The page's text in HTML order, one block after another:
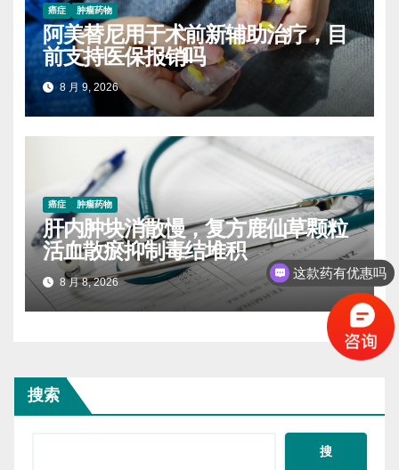
癌症 肿瘤药物
阿美替尼用于术前新辅助治疗，目
前支持医保报销吗
8 月 9, 2026
癌症 肿瘤药物
肝内肿块消散慢，复方鹿仙草颗粒
活血散瘀抑制毒结堆积
8 月 8, 2026
搜索
搜
这款药有优惠吗